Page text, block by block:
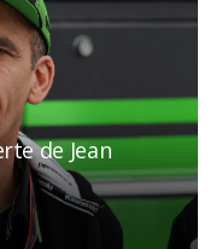
de Jean